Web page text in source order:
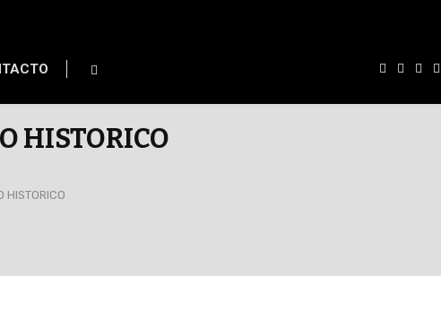
HISTORICO
HISTORICO